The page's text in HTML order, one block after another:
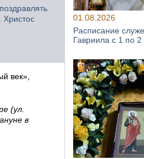
Христос
век»,
(ул.
в
01.08.2026
Расписание
Гавриила с 1 по 2